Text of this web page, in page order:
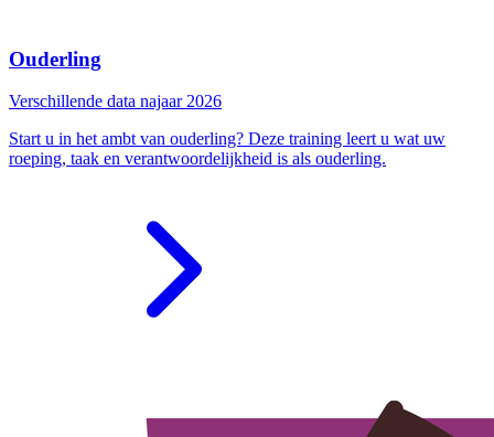
Ouderling
Verschillende data najaar 2026
Start u in het ambt van ouderling? Deze training leert u wat uw
roeping, taak en verantwoordelijkheid is als ouderling.